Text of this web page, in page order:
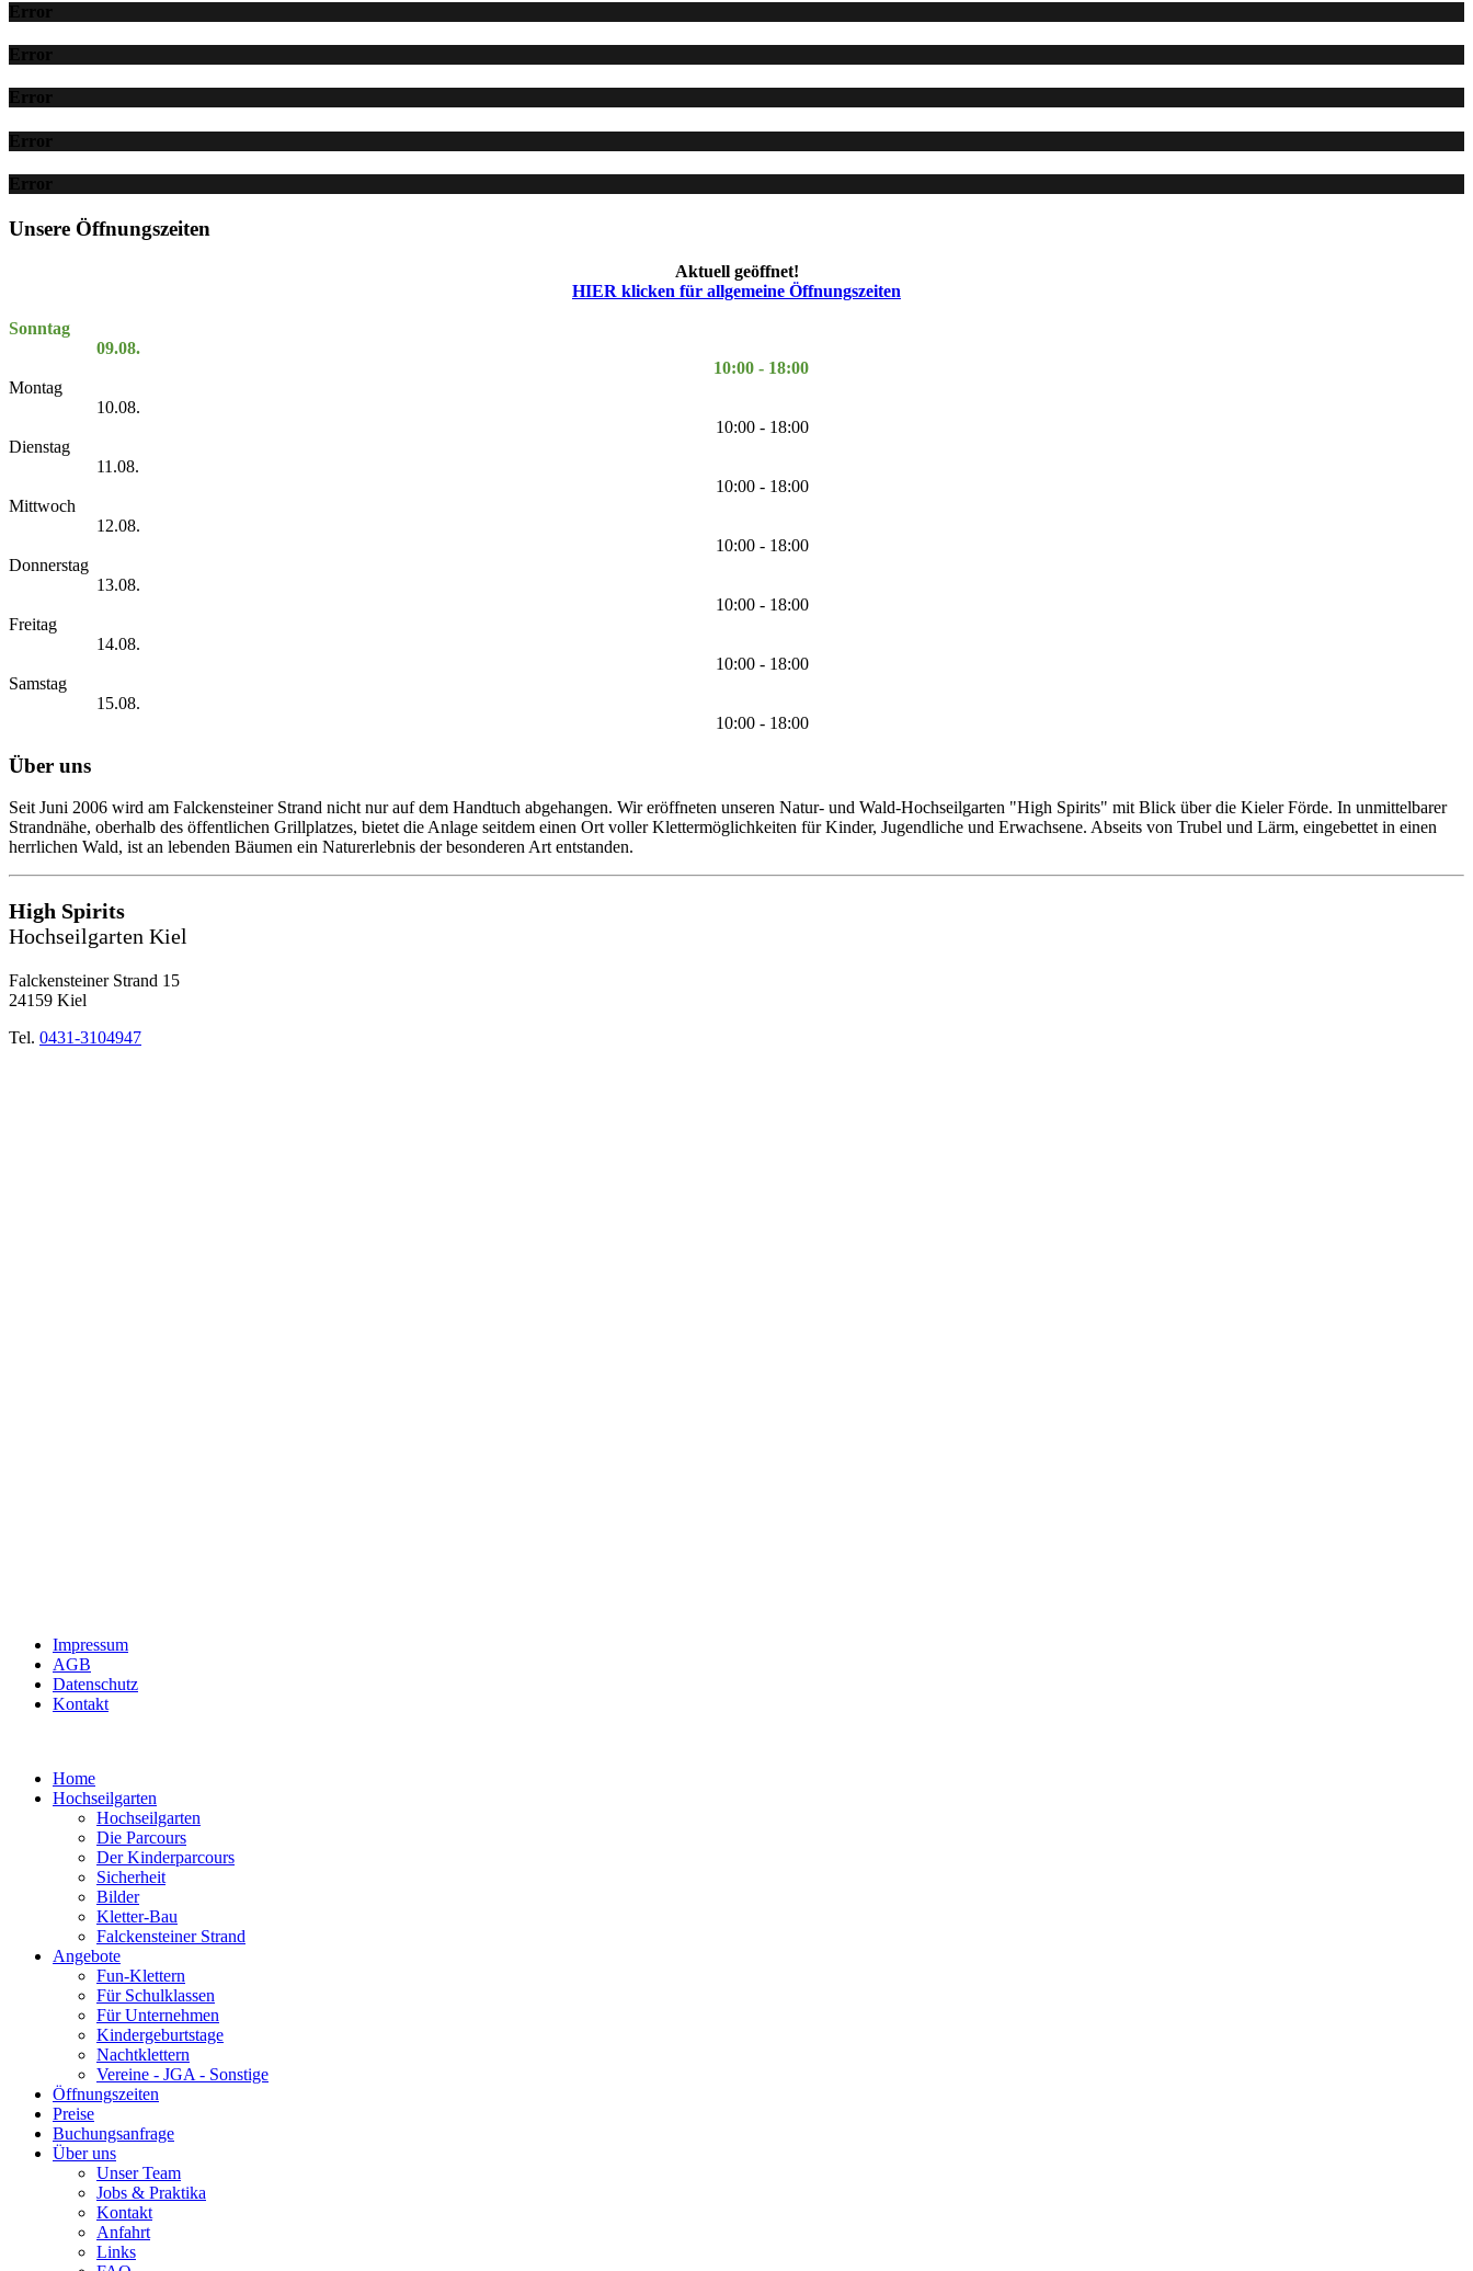
Error
Error
Error
Error
Error
Unsere Öffnungszeiten
Aktuell geöffnet!
HIER klicken für allgemeine Öffnungszeiten
Sonntag
09.08.
10:00 - 18:00
Montag
10.08.
10:00 - 18:00
Dienstag
11.08.
10:00 - 18:00
Mittwoch
12.08.
10:00 - 18:00
Donnerstag
13.08.
10:00 - 18:00
Freitag
14.08.
10:00 - 18:00
Samstag
15.08.
10:00 - 18:00
Über uns
Seit Juni 2006 wird am Falckensteiner Strand nicht nur auf dem Handtuch abgehangen. Wir eröffneten unseren Natur- und Wald-Hochseilgarten "High Spirits" mit Blick über die Kieler Förde. In unmittelbarer
Strandnähe, oberhalb des öffentlichen Grillplatzes, bietet die Anlage seitdem einen Ort voller Klettermöglichkeiten für Kinder, Jugendliche und Erwachsene. Abseits von Trubel und Lärm, eingebettet in einen
herrlichen Wald, ist an lebenden Bäumen ein Naturerlebnis der besonderen Art entstanden.
High Spirits
Hochseilgarten Kiel
Falckensteiner Strand 15
24159 Kiel
Tel. 0431-3104947
Impressum
AGB
Datenschutz
Kontakt
Home
Hochseilgarten
Hochseilgarten
Die Parcours
Der Kinderparcours
Sicherheit
Bilder
Kletter-Bau
Falckensteiner Strand
Angebote
Fun-Klettern
Für Schulklassen
Für Unternehmen
Kindergeburtstage
Nachtklettern
Vereine - JGA - Sonstige
Öffnungszeiten
Preise
Buchungsanfrage
Über uns
Unser Team
Jobs & Praktika
Kontakt
Anfahrt
Links